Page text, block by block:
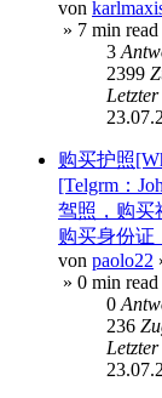
von
» 7 min read
3
2399
购买护照
[Telgrm：
驾照，购买
购买身份证
von paolo22
» 0 min read
0
236